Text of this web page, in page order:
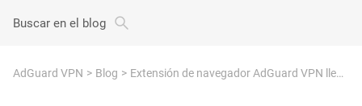
Buscar en el blog
AdGuard VPN Blog Extensión de navegador AdGuard VPN llega a Meta Quest Browser